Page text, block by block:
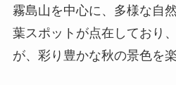
霧島山を中心に、多様な自
葉スポットが点在しており
が、彩り豊かな秋の景色を